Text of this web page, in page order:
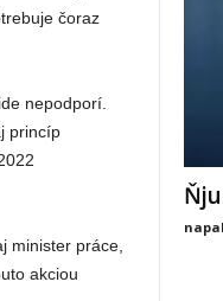
čoraz
nepodporí.
princíp
minister práce,
akciou